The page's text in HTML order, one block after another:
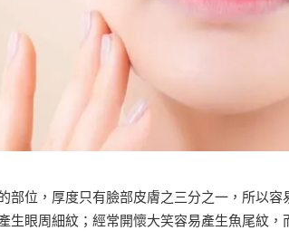
部位，厚度只有臉部皮膚之三分之一，所以
生眼周細紋；經常開懷大笑容易產生魚尾紋，